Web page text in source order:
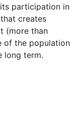
participation in
creates
(more than
of the population
long term.